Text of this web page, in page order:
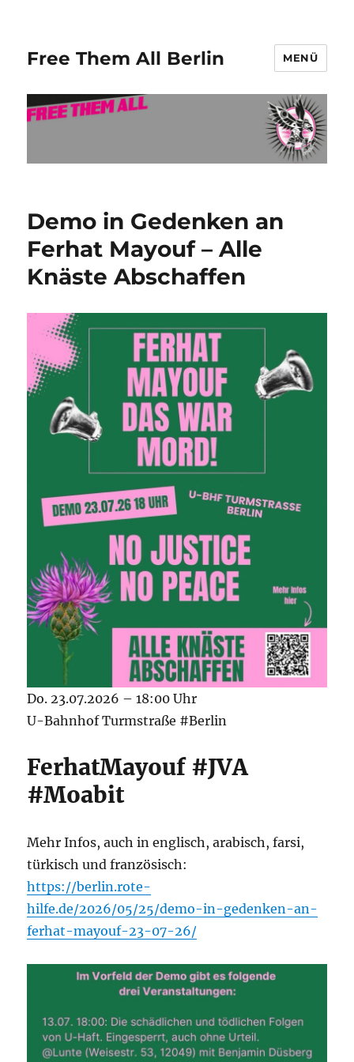
Free Them All Berlin MENÜ
Demo in Gedenken an
Ferhat Mayouf – Alle
Knäste Abschaffen
Do. 23.07.2026 – 18:00 Uhr
U-Bahnhof Turmstraße #Berlin
FerhatMayouf #JVA
#Moabit
Mehr Infos, auch in englisch, arabisch, farsi,
türkisch und französisch:
https://berlin.rote-
hilfe.de/2026/05/25/demo-in-gedenken-an-
ferhat-mayouf-23-07-26/